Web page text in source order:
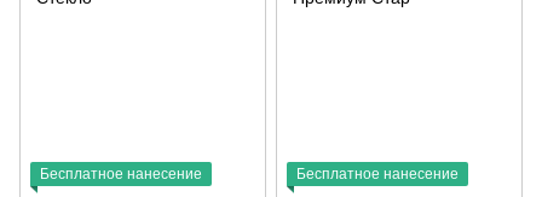
Бесплатное нанесение Бесплатное нанесение